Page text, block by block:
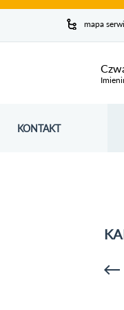
mapa
KONTAKT